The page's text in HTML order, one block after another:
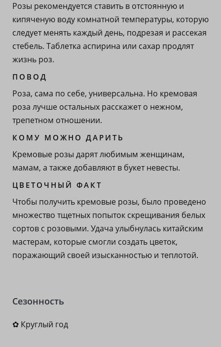
Розы рекомендуется ставить в отстоянную и
кипяченую воду комнатной температуры, которую
следует менять каждый день, подрезая и рассекая
стебель. Таблетка аспирина или сахар продлят
жизнь роз.
ПОВОД
Роза, сама по себе, универсальна. Но кремовая
роза лучше остальных расскажет о нежном,
трепетном отношении.
КОМУ МОЖНО ДАРИТЬ
Кремовые розы дарят любимым женщинам,
мамам, а также добавляют в букет невесты.
ЦВЕТОЧНЫЙ ФАКТ
Чтобы получить кремовые розы, было проведено
множество тщетных попыток скрещивания белых
сортов с розовыми. Удача улыбнулась китайским
мастерам, которые смогли создать цветок,
поражающий своей изысканностью и теплотой.
Сезонность
✿ Круглый год